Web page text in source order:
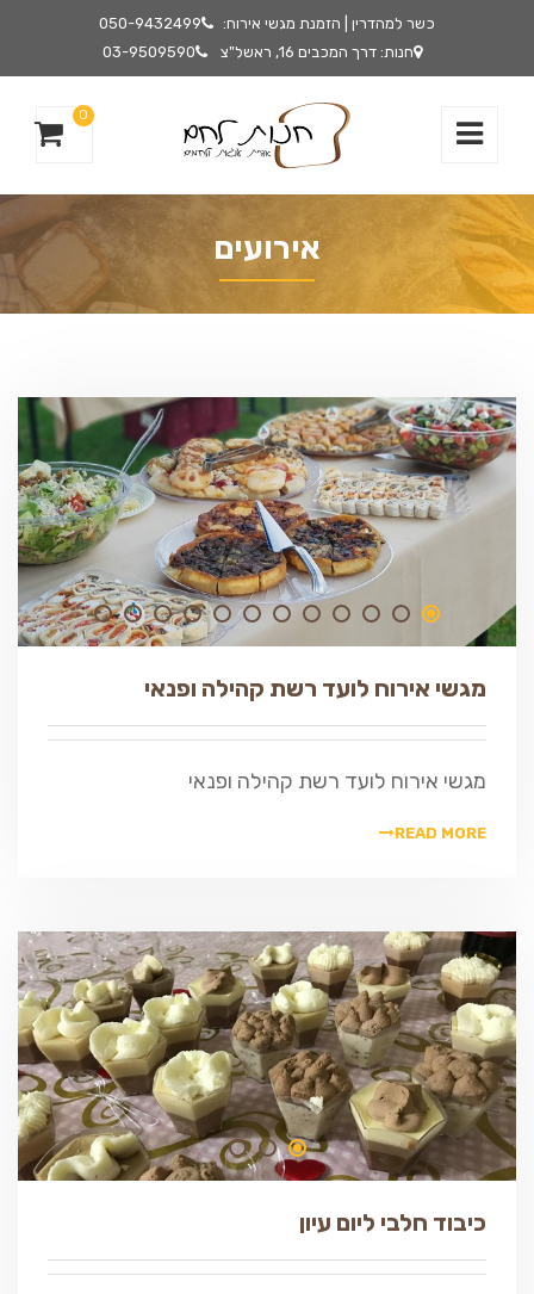
כשר למהדרין | הזמנת מגשי אירוח:
050-9432499
חנות: דרך המכבים 16, ראשל"צ
03-9509590
0
אירועים
מגשי אירוח לועד רשת קהילה ופנאי
מגשי אירוח לועד רשת קהילה ופנאי
READ MORE
כיבוד חלבי ליום עיון